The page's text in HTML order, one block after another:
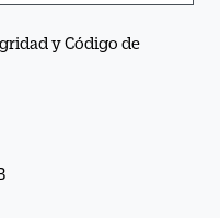
y Código de